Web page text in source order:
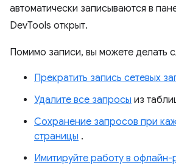
автоматически записываются в
DevTools открыт.
Помимо записи, вы можете делать
Прекратить запись сетевых
Удалите все запросы из
Сохранение запросов при
страницы .
Имитируйте работу в